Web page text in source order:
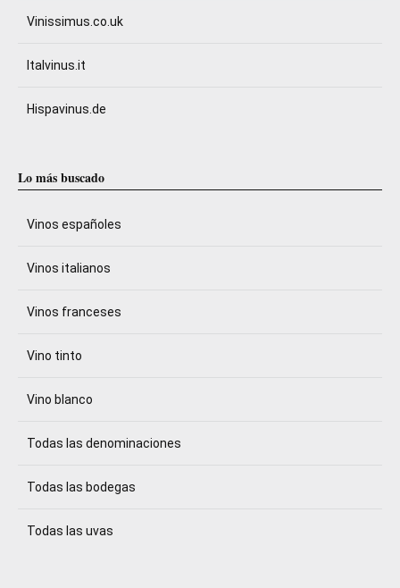
Vinissimus.co.uk
Italvinus.it
Hispavinus.de
Lo más buscado
Vinos españoles
Vinos italianos
Vinos franceses
Vino tinto
Vino blanco
Todas las denominaciones
Todas las bodegas
Todas las uvas